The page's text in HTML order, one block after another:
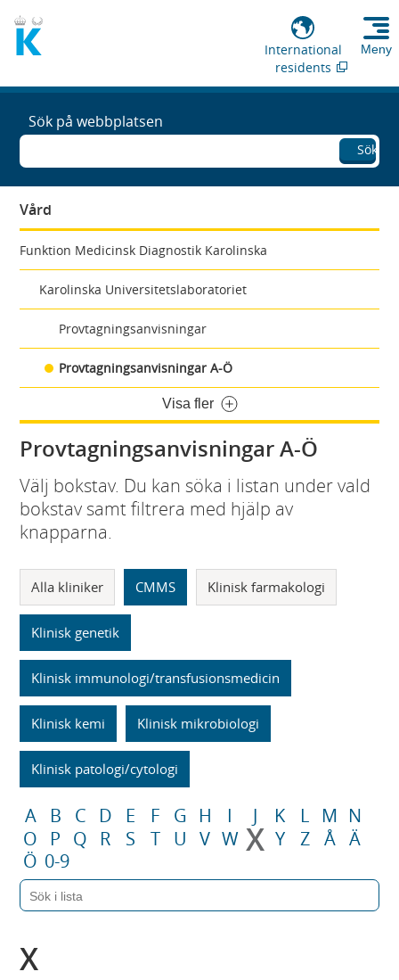
International
residents
Meny
Sök på webbplatsen
Sök
Vård
Funktion Medicinsk Diagnostik Karolinska
Karolinska Universitetslaboratoriet
Provtagningsanvisningar
Provtagningsanvisningar A-Ö
Visa fler
Provtagningsanvisningar A-Ö
Välj bokstav. Du kan söka i listan under vald
bokstav samt filtrera med hjälp av
knapparna.
Alla kliniker CMMS Klinisk farmakologi
Klinisk genetik
Klinisk immunologi/transfusionsmedicin
Klinisk kemi Klinisk mikrobiologi
Klinisk patologi/cytologi
A B C D E F G H I J K L M N
O
P Q R S T U V W X Y Z Å Ä
Ö 0-9
X